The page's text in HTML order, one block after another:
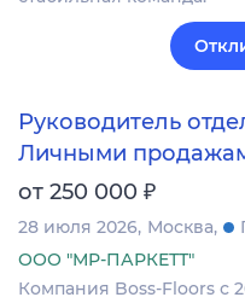
Руководитель
Личными
от 250 000 ₽
28 июля 2026 Москва
ООО "МР-ПАРКЕТТ"
Компания Boss-Floors с